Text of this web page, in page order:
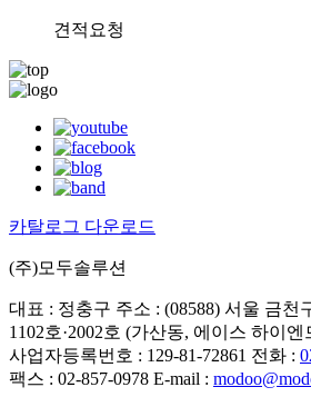
견적요청
카탈로그 다운로드
(주)모두솔루션
대표 : 정충구 주소 : (08588) 서울 금천
1102호·2002호 (가산동, 에이스 하이엔
사업자등록번호 : 129-81-72861 전화 :
팩스 : 02-857-0978 E-mail :